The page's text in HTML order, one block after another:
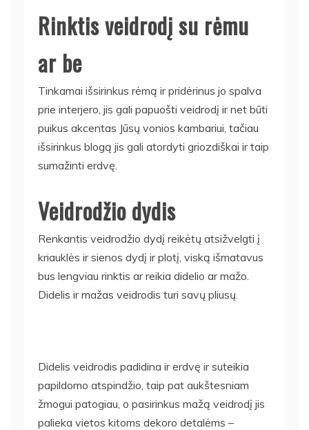
Rinktis veidrodį su rėmu
ar be
Tinkamai išsirinkus rėmą ir pridėrinus jo spalva
prie interjero, jis gali papuošti veidrodį ir net būti
puikus akcentas Jūsų vonios kambariui, tačiau
išsirinkus blogą jis gali atordyti griozdiškai ir taip
sumažinti erdvę.
Veidrodžio dydis
Renkantis veidrodžio dydį reikėtų atsižvelgti į
kriauklės ir sienos dydį ir plotį, viską išmatavus
bus lengviau rinktis ar reikia didelio ar mažo.
Didelis ir mažas veidrodis turi savų pliusų.
Didelis veidrodis padidina ir erdvę ir suteikia
papildomo atspindžio, taip pat aukštesniam
žmogui patogiau, o pasirinkus mažą veidrodį jis
palieka vietos kitoms dekoro detalėms –